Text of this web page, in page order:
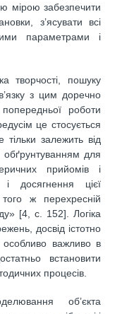
мірою забезпечити
з’ясувати всі
параметрами і
творчості, пошуку
з цим доречно
роботи
це стосується
тільки залежить від
обґрунтуванням для
прийомів і
і досягнення цієї
ж перехресній
[4, с. 152]. Логіка
досвід істотно
особливо важливо в
встановити
процесів.
об’єкта